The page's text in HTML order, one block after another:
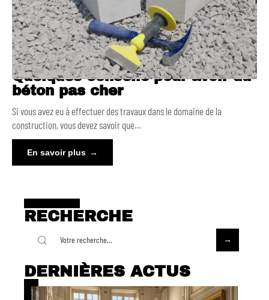
Quelques conseils pour avoir du
béton pas cher
Si vous avez eu à effectuer des travaux dans le domaine de la
construction, vous devez savoir que…
En savoir plus
RECHERCHE
DERNIÈRES ACTUS